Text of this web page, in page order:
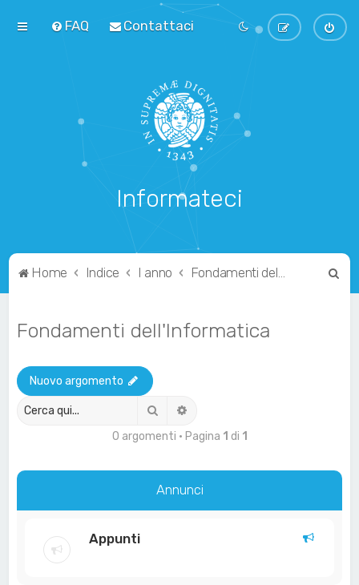
FAQ Contattaci
Informateci
Home Indice I anno Fondamenti dell'Informatica
Fondamenti dell'Informatica
Nuovo argomento
Cerca
0 argomenti • Pagina 1 di 1
Annunci
Appunti